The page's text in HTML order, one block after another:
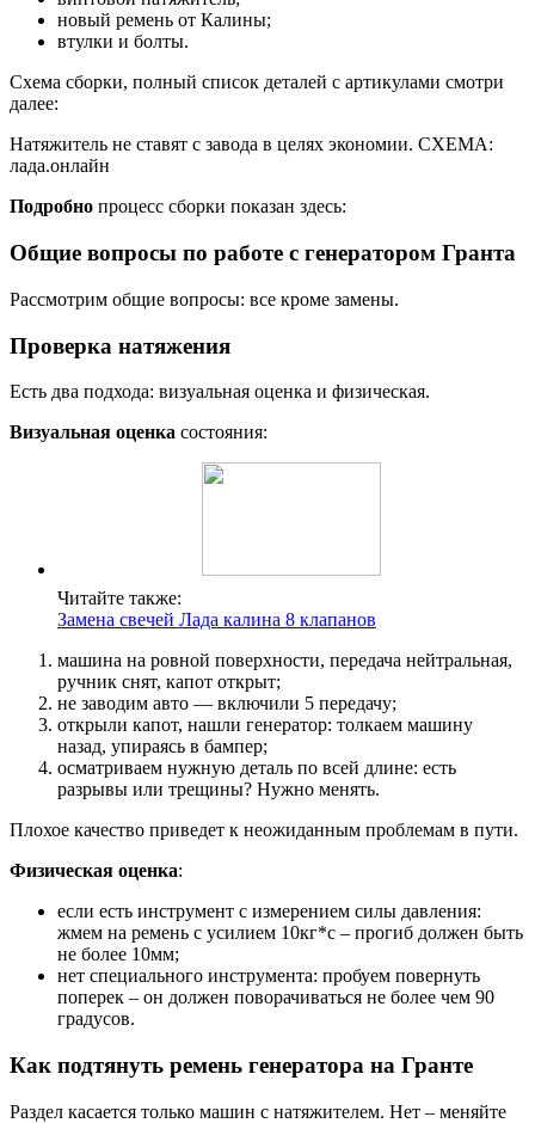
новый ремень от Калины;
втулки и болты.
Схема сборки, полный список деталей с артикулами смотри
далее:
Натяжитель не ставят с завода в целях экономии. СХЕМА:
лада.онлайн
Подробно процесс сборки показан здесь:
Общие вопросы по работе с генератором Гранта
Рассмотрим общие вопросы: все кроме замены.
Проверка натяжения
Есть два подхода: визуальная оценка и физическая.
Визуальная оценка состояния:
Читайте также:
Замена свечей Лада калина 8 клапанов
машина на ровной поверхности, передача нейтральная,
ручник снят, капот открыт;
не заводим авто — включили 5 передачу;
открыли капот, нашли генератор: толкаем машину
назад, упираясь в бампер;
осматриваем нужную деталь по всей длине: есть
разрывы или трещины? Нужно менять.
Плохое качество приведет к неожиданным проблемам в пути.
Физическая оценка:
если есть инструмент с измерением силы давления:
жмем на ремень с усилием 10кг*с – прогиб должен быть
не более 10мм;
нет специального инструмента: пробуем повернуть
поперек – он должен поворачиваться не более чем 90
градусов.
Как подтянуть ремень генератора на Гранте
Раздел касается только машин с натяжителем. Нет – меняйте